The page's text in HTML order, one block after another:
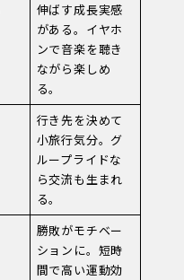
伸ばす成長実感
がある。イヤホ
ンで音楽を聴き
ながら楽しめ
る。
行き先を決めて
小旅行気分。グ
ループライドな
ら交流も生まれ
る。
勝敗がモチベー
ションに。短時
間で高い運動効